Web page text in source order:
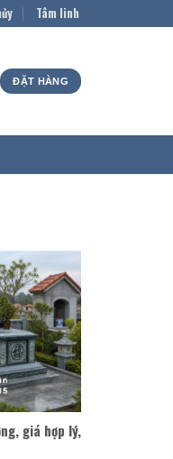
Tâm linh
ĐẶT HÀNG
giá hợp lý,